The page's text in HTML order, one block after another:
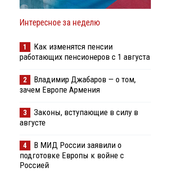
Интересное за неделю
1
Как изменятся пенсии
работающих пенсионеров с 1 августа
2
Владимир Джабаров — о том,
зачем Европе Армения
3
Законы, вступающие в силу в
августе
4
В МИД России заявили о
подготовке Европы к войне с
Россией